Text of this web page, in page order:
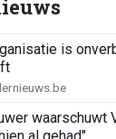
is
waarschuwt